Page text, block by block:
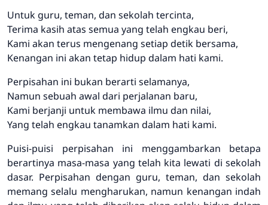
Untuk guru, teman, dan sekolah tercinta,
Terima kasih atas semua yang telah engkau beri,
Kami akan terus mengenang setiap detik bersama,
Kenangan ini akan tetap hidup dalam hati kami.
Perpisahan ini bukan berarti selamanya,
Namun sebuah awal dari perjalanan baru,
Kami berjanji untuk membawa ilmu dan nilai,
Yang telah engkau tanamkan dalam hati kami.
Puisi-puisi perpisahan ini menggambarkan betapa
berartinya masa-masa yang telah kita lewati di sekolah
dasar. Perpisahan dengan guru, teman, dan sekolah
memang selalu mengharukan, namun kenangan indah